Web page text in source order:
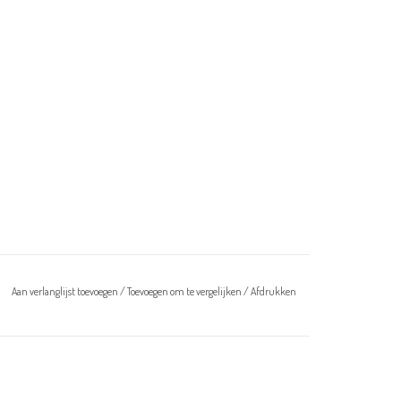
Aan verlanglijst toevoegen /Toevoegen om te vergelijken /Afdrukken